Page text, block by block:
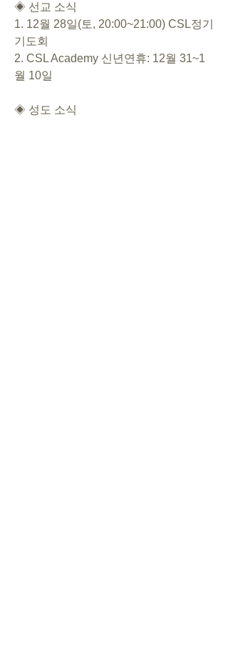
◈ 선교 소식
1. 12월 28일(토, 20:00~21:00) CSL정기
기도회
2. CSL Academy 신년연휴: 12월 31~1
월 10일
◈ 성도 소식